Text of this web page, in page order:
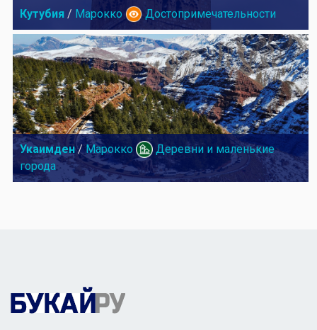
Кутубия / Марокко Достопримечательности
Укаимден/ Марокко
Деревни и маленькие
города